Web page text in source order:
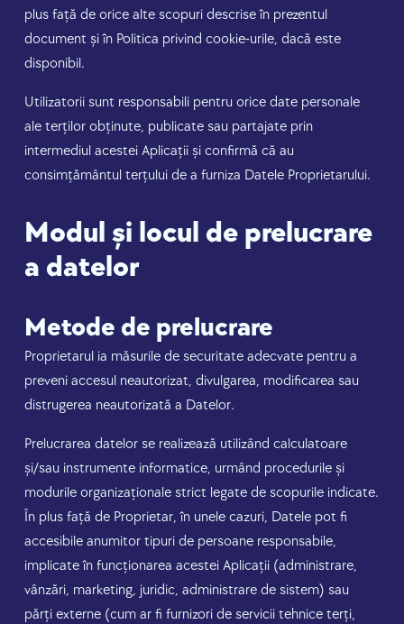
plus față de orice alte scopuri descrise în prezentul
document și în Politica privind cookie-urile, dacă este
disponibil.
Utilizatorii sunt responsabili pentru orice date personale
ale terților obținute, publicate sau partajate prin
intermediul acestei Aplicații și confirmă că au
consimțământul terțului de a furniza Datele Proprietarului.
Modul și locul de prelucrare
a datelor
Metode de prelucrare
Proprietarul ia măsurile de securitate adecvate pentru a
preveni accesul neautorizat, divulgarea, modificarea sau
distrugerea neautorizată a Datelor.
Prelucrarea datelor se realizează utilizând calculatoare
și/sau instrumente informatice, urmând procedurile și
modurile organizaționale strict legate de scopurile indicate.
În plus față de Proprietar, în unele cazuri, Datele pot fi
accesibile anumitor tipuri de persoane responsabile,
implicate în funcționarea acestei Aplicații (administrare,
vânzări, marketing, juridic, administrare de sistem) sau
părți externe (cum ar fi furnizori de servicii tehnice terți,